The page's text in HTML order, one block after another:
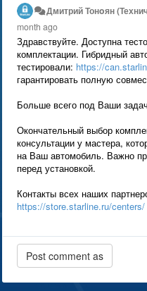
Дмитрий Тонoян
month ago
Здравствуйте. Доступна
комплектации. Гибридный
тестировали: https://
гарантировать полную
Больше всего под Ваши
Окончательный выбор
консультации у мастера,
на Ваш автомобиль. Важно
перед установкой.
Контакты всех наших
https://store.starline.ru/centers/